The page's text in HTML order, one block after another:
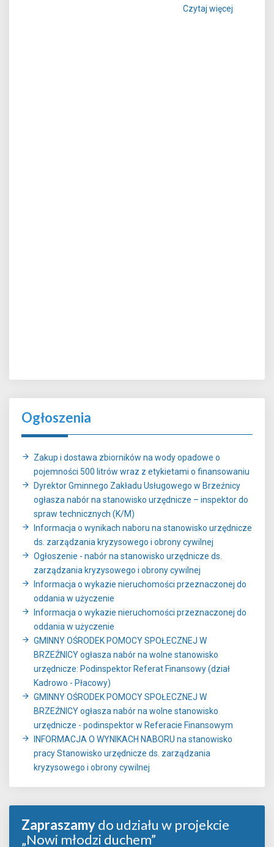
Czytaj więcej
Ogłoszenia
Zakup i dostawa zbiorników na wody opadowe o
pojemności 500 litrów wraz z etykietami o finansowaniu
Dyrektor Gminnego Zakładu Usługowego w Brzeźnicy
ogłasza nabór na stanowisko urzędnicze – inspektor do
spraw technicznych (K/M)
Informacja o wynikach naboru na stanowisko urzędnicze
ds. zarządzania kryzysowego i obrony cywilnej
Ogłoszenie - nabór na stanowisko urzędnicze ds.
zarządzania kryzysowego i obrony cywilnej
Informacja o wykazie nieruchomości przeznaczonej do
oddania w użyczenie
Informacja o wykazie nieruchomości przeznaczonej do
oddania w użyczenie
GMINNY OŚRODEK POMOCY SPOŁECZNEJ W
BRZEŹNICY ogłasza nabór na wolne stanowisko
urzędnicze: Podinspektor Referat Finansowy (dział
Kadrowo - Płacowy)
GMINNY OŚRODEK POMOCY SPOŁECZNEJ W
BRZEŹNICY ogłasza nabór na wolne stanowisko
urzędnicze - podinspektor w Referacie Finansowym
INFORMACJA O WYNIKACH NABORU na stanowisko
pracy Stanowisko urzędnicze ds. zarządzania
kryzysowego i obrony cywilnej
Zapraszamydo udziału w projekcie
„Nowi młodzi duchem”